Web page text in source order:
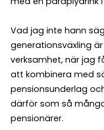
Vad jag inte hann
generationsväxling
verksamhet, när jag
att kombinera med
pensionsunderlag
därför som så
pensionärer.